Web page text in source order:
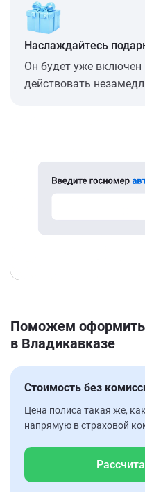
Наслаждайтесь
Он будет уже включен
действовать
Поможем
в Владикавказе
Стоимость без
Цена полиса такая же,
напрямую в страховой